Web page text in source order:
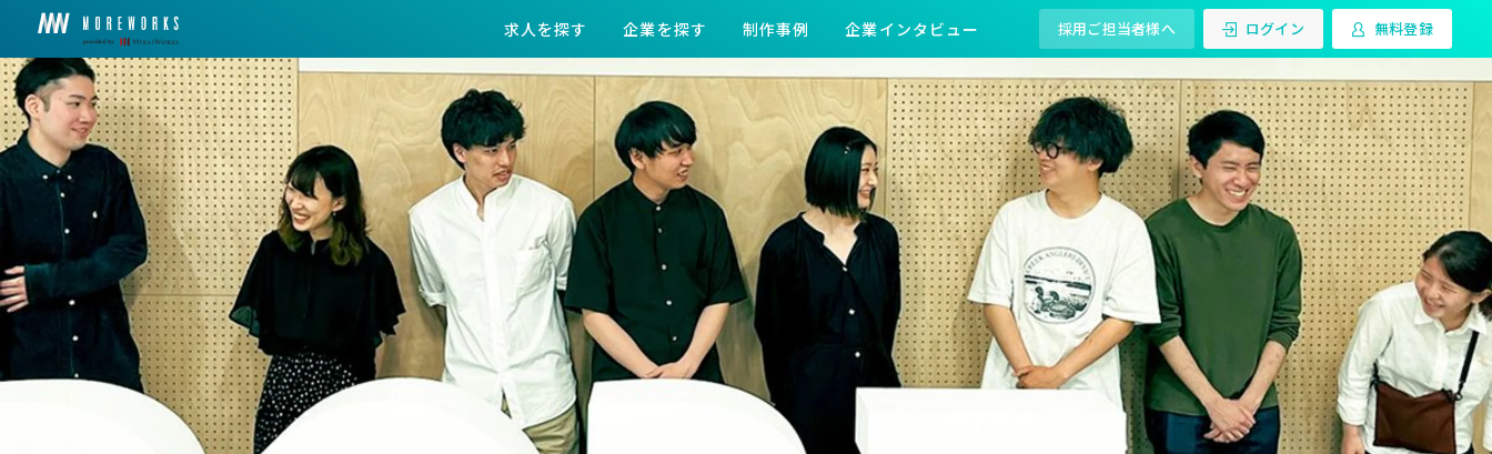
求人を探す 企業を探す 制作事例 企業インタビュー 採用ご担当者様へ ログイン 無料登録